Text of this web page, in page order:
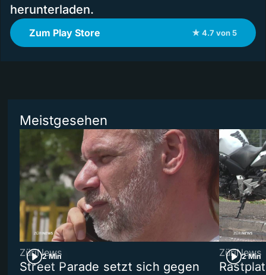
herunterladen.
Zum Play Store ★ 4.7 von 5
Meistgesehen
2 Min
ZüriNews
Street Parade setzt sich gegen
2 Min
ZüriNews